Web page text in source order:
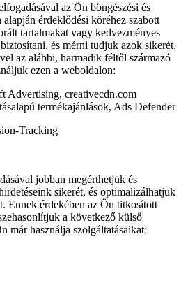
az Ön böngészési és
alapján érdeklődési köréhez szabott
tartalmakat vagy kedvezményes
és mérni tudjuk azok sikerét.
az alábbi, harmadik féltől származó
ezen a weboldalon:
Advertising, creativecdn.com
termékajánlások, Ads Defender
Tracking
jobban megérthetjük és
sikerét, és optimalizálhatjuk
Ennek érdekében az Ön titkosított
a következő külső
már használja szolgáltatásaikat: